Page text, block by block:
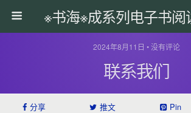
2024年8月11日 • 没有评论
联系我们
分享 推文 Pin